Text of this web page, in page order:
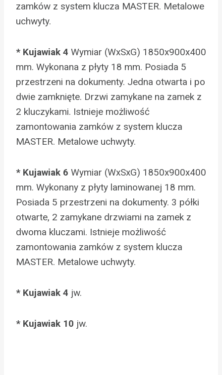
zamków z system klucza MASTER. Metalowe
uchwyty.
* Kujawiak 4 Wymiar (WxSxG) 1850x900x400
mm. Wykonana z płyty 18 mm. Posiada 5
przestrzeni na dokumenty. Jedna otwarta i po
dwie zamknięte. Drzwi zamykane na zamek z
2 kluczykami. Istnieje możliwość
zamontowania zamków z system klucza
MASTER. Metalowe uchwyty.
* Kujawiak 6 Wymiar (WxSxG) 1850x900x400
mm. Wykonany z płyty laminowanej 18 mm.
Posiada 5 przestrzeni na dokumenty. 3 półki
otwarte, 2 zamykane drzwiami na zamek z
dwoma kluczami. Istnieje możliwość
zamontowania zamków z system klucza
MASTER. Metalowe uchwyty.
* Kujawiak 4 jw.
* Kujawiak 10 jw.